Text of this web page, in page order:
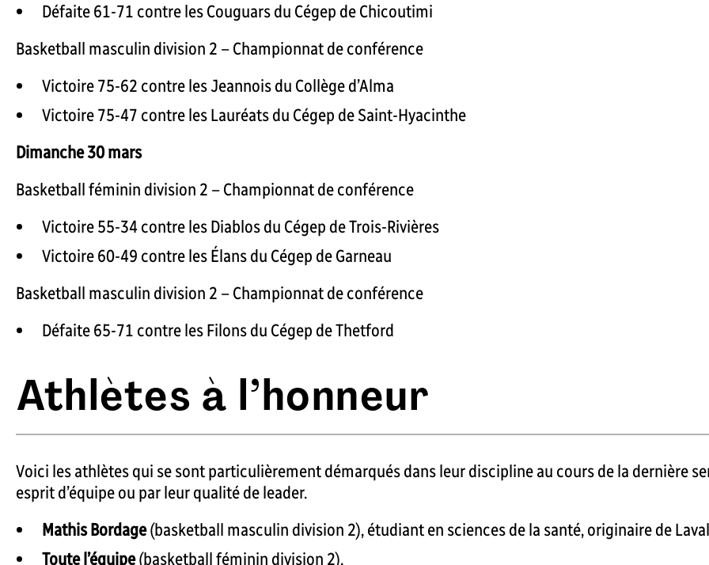
Défaite 61-71 contre les Couguars du Cégep de Chicoutimi
Basketball masculin division 2 – Championnat de conférence
Victoire 75-62 contre les Jeannois du Collège d’Alma
Victoire 75-47 contre les Lauréats du Cégep de Saint-Hyacinthe
Dimanche 30 mars
Basketball féminin division 2 – Championnat de conférence
Victoire 55-34 contre les Diablos du Cégep de Trois-Rivières
Victoire 60-49 contre les Élans du Cégep de Garneau
Basketball masculin division 2 – Championnat de conférence
Défaite 65-71 contre les Filons du Cégep de Thetford
Athlètes à l’honneur
Voici les athlètes qui se sont particulièrement démarqués dans leur discipline au cours de la dernière
esprit d’équipe ou par leur qualité de leader.
Mathis Bordage(basketball masculin division 2), étudiant en sciences de la santé, originaire de
Toute l’équipe(basketball féminin division 2).